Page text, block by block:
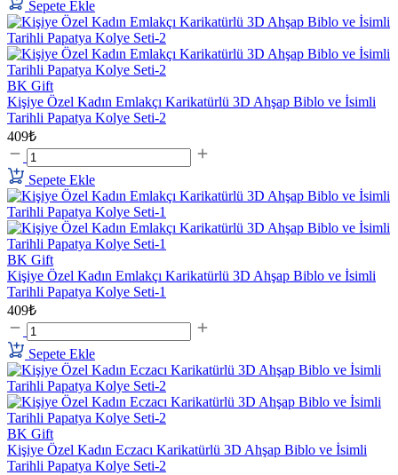
Sepete Ekle
BK Gift
Kişiye Özel Kadın Emlakçı Karikatürlü 3D Ahşap Biblo ve İsimli
Tarihli Papatya Kolye Seti-2
409₺
Sepete Ekle
BK Gift
Kişiye Özel Kadın Emlakçı Karikatürlü 3D Ahşap Biblo ve İsimli
Tarihli Papatya Kolye Seti-1
409₺
Sepete Ekle
BK Gift
Kişiye Özel Kadın Eczacı Karikatürlü 3D Ahşap Biblo ve İsimli
Tarihli Papatya Kolye Seti-2